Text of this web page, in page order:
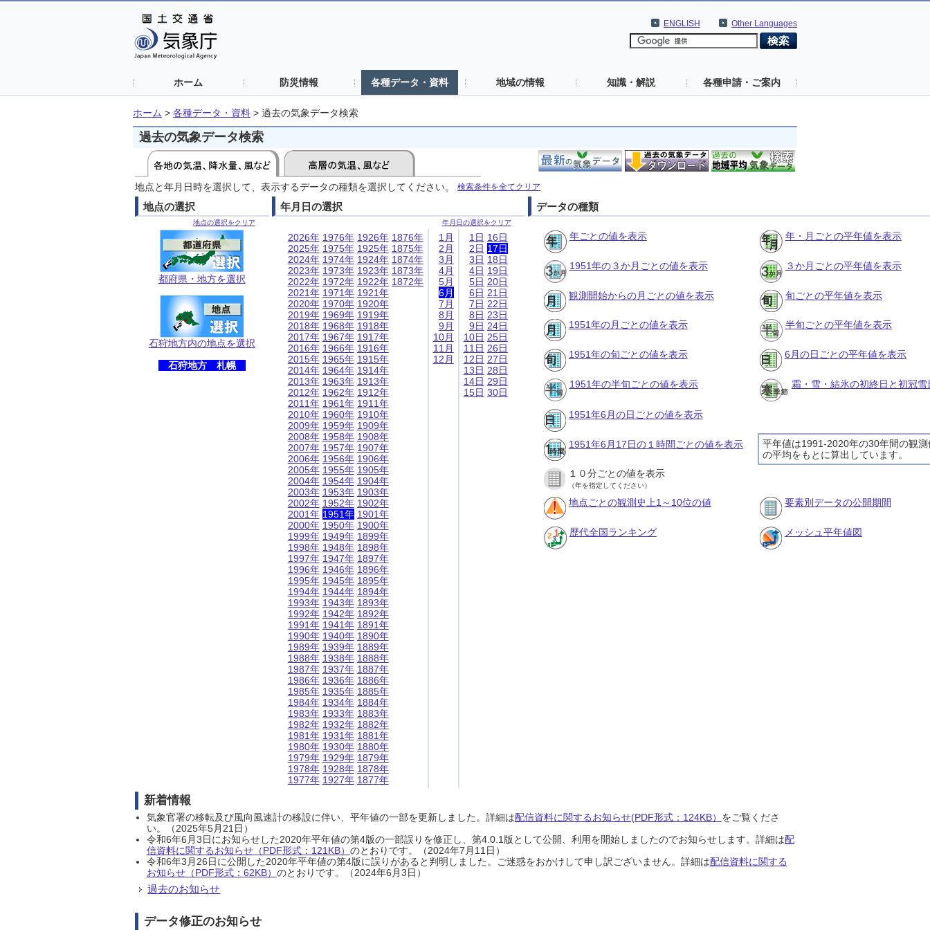
Other Languages
ENGLISH
ホーム 防災情報 各種データ・資料 地域の情報 知識・解説 各種申請・ご案内
ホーム > 各種データ・資料 > 過去の気象データ検索
過去の気象データ検索
地点と年月日時を選択して、表示するデータの種類を選択してください。 検索条件を全てクリア
地点の選択
地点の選択をクリア
都府県・地方を選択
石狩地方内の地点を選択
石狩地方 札幌
年月日の選択
年月日の選択をクリア
2026年
2025年
2024年
2023年
2022年
2021年
2020年
2019年
2018年
2017年
2016年
2015年
2014年
2013年
2012年
2011年
2010年
2009年
2008年
2007年
2006年
2005年
2004年
2003年
2002年
2001年
2000年
1999年
1998年
1997年
1996年
1995年
1994年
1993年
1992年
1991年
1990年
1989年
1988年
1987年
1986年
1985年
1984年
1983年
1982年
1981年
1980年
1979年
1978年
1977年
1976年
1975年
1974年
1973年
1972年
1971年
1970年
1969年
1968年
1967年
1966年
1965年
1964年
1963年
1962年
1961年
1960年
1959年
1958年
1957年
1956年
1955年
1954年
1953年
1952年
1951年
1950年
1949年
1948年
1947年
1946年
1945年
1944年
1943年
1942年
1941年
1940年
1939年
1938年
1937年
1936年
1935年
1934年
1933年
1932年
1931年
1930年
1929年
1928年
1927年
1926年
1925年
1924年
1923年
1922年
1921年
1920年
1919年
1918年
1917年
1916年
1915年
1914年
1913年
1912年
1911年
1910年
1909年
1908年
1907年
1906年
1905年
1904年
1903年
1902年
1901年
1900年
1899年
1898年
1897年
1896年
1895年
1894年
1893年
1892年
1891年
1890年
1889年
1888年
1887年
1886年
1885年
1884年
1883年
1882年
1881年
1880年
1879年
1878年
1877年
1876年
1875年
1874年
1873年
1872年
1月
2月
3月
4月
5月
6月
7月
8月
9月
10月
11月
12月
1日
2日
3日
4日
5日
6日
7日
8日
9日
10日
11日
12日
13日
14日
15日
16日
17日
18日
19日
20日
21日
22日
23日
24日
25日
26日
27日
28日
29日
30日
データの種類
年ごとの値を表示 年・月ごとの平年値を表示
1951年の３か月ごとの値を表示 ３か月ごとの平年値を表示
観測開始からの月ごとの値を表示 旬ごとの平年値を表示
1951年の月ごとの値を表示 半旬ごとの平年値を表示
1951年の旬ごとの値を表示 6月の日ごとの平年値を表示
1951年の半旬ごとの値を表示 霜・雪・結氷の初終日と初冠
1951年6月の日ごとの値を表示
平年値は1991-2020年の30年間の観測
の平均をもとに算出しています。
1951年6月17日の１時間ごとの値を表示
１０分ごとの値を表示
（年を指定してください）
地点ごとの観測史上1～10位の値 要素別データの公開期間
歴代全国ランキング メッシュ平年値図
新着情報
気象官署の移転及び風向風速計の移設に伴い、平年値の一部を更新しました。詳細は配信資料に関するお知らせ(PDF形式：124KB） をご覧くださ
い。（2025年5月21日）
令和6年6月3日にお知らせした2020年平年値の第4版の一部誤りを修正し、第4.0.1版として公開、利用を開始しましたのでお知らせします。詳細は配
信資料に関するお知らせ（PDF形式：121KB） のとおりです。（2024年7月11日）
令和6年3月26日に公開した2020年平年値の第4版に誤りがあると判明しました。ご迷惑をおかけして申し訳ございません。詳細は配信資料に関する
お知らせ（PDF形式：62KB） のとおりです。（2024年6月3日）
過去のお知らせ
データ修正のお知らせ